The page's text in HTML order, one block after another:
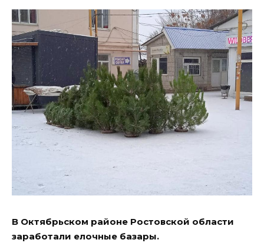
В Октябрьском районе Ростовской области
заработали елочные базары.